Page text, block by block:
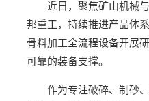
近日，聚焦矿山机械
邦重工，持续推进产品体
骨料加工全流程设备开展
可靠的装备支撑。
作为专注破碎、制砂